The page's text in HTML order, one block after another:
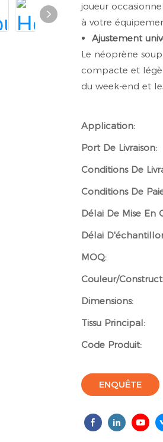
joueur
à votre
Ajustement
Le néoprène
compacte et
du week-end et
Application:
Port De Livraison:
Conditions De
Conditions De
Délai De Mise En
Délai
MOQ:
Couleur/
Dimensions:
Tissu Principal:
Code Produit:
ENQUÊTE